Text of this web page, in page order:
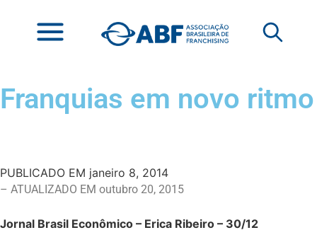
Franquias em novo ritmo
PUBLICADO EM janeiro 8, 2014
– ATUALIZADO EM outubro 20, 2015
Jornal Brasil Econômico – Erica Ribeiro – 30/12